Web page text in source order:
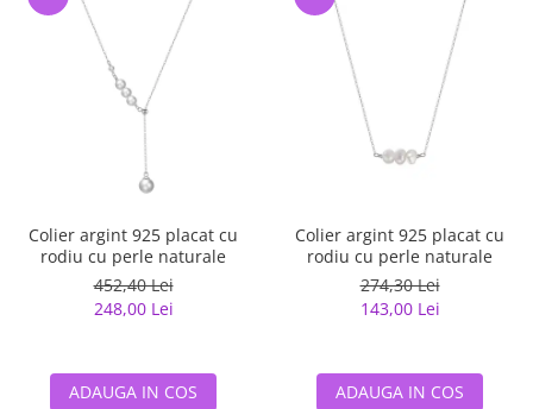
Colier argint 925 placat cu
rodiu cu perle naturale
452,40 Lei
248,00 Lei
ADAUGA IN COS
Colier argint 925 placat cu
rodiu cu perle naturale
274,30 Lei
143,00 Lei
ADAUGA IN COS